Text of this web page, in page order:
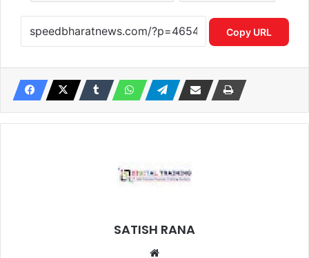
Copy URL
SATISH RANA